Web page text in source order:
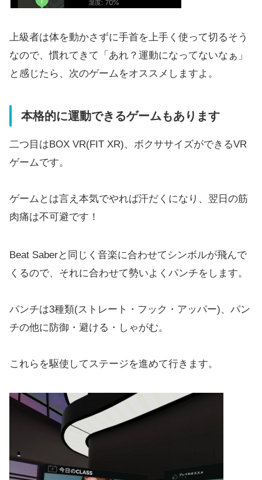
上級者は体を動かさずに手首を上手く使って切るそう
なので、慣れてきて「あれ？運動になってないなぁ」
と感じたら、次のゲームをオススメしますよ。
本格的に運動できるゲームもあります
二つ目はBOX VR(FIT XR)、ボクササイズができるVR
ゲームです。
ゲームとは言え本気でやれば汗だくになり、翌日の筋
肉痛は不可避です！
Beat Saberと同じく音楽に合わせてシンボルが飛んで
くるので、それに合わせて勢いよくパンチをします。
パンチは3種類(ストレート・フック・アッパー)、パン
チの他に防御・避ける・しゃがむ。
これらを駆使してステージを進めて行きます。